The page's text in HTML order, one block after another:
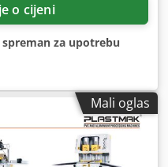
o cijeni
spreman za upotrebu
Mali oglas